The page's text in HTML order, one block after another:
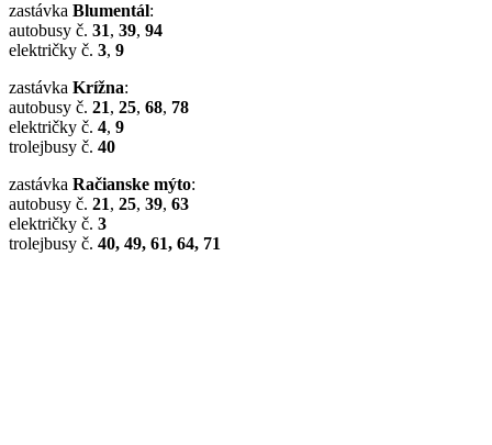
zastávka Blumentál:
autobusy č. 31, 39, 94
električky č. 3, 9
zastávka Krížna:
autobusy č. 21, 25, 68, 78
električky č. 4, 9
trolejbusy č. 40
zastávka Račianske mýto:
autobusy č. 21, 25, 39, 63
električky č. 3
trolejbusy č. 40, 49, 61, 64, 71